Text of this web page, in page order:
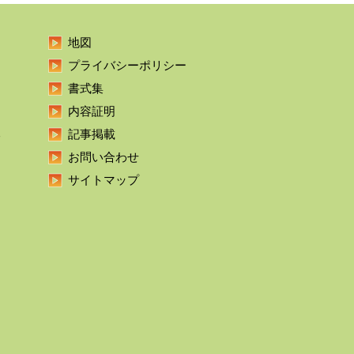
地図
プライバシーポリシー
書式集
内容証明
記事掲載
お問い合わせ
サイトマップ